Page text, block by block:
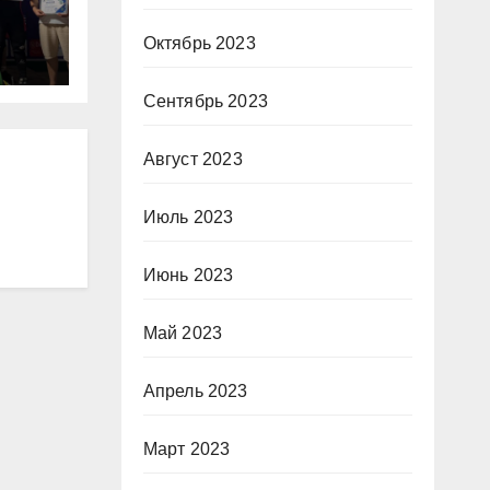
Октябрь 2023
Сентябрь 2023
Август 2023
Июль 2023
Июнь 2023
Май 2023
Апрель 2023
Март 2023